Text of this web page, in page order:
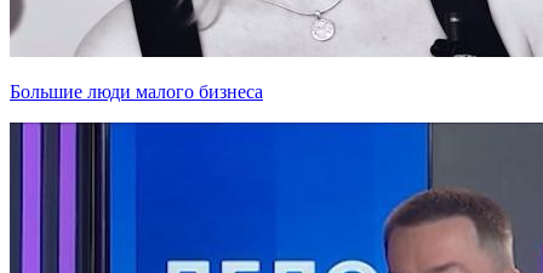
Большие люди малого бизнеса